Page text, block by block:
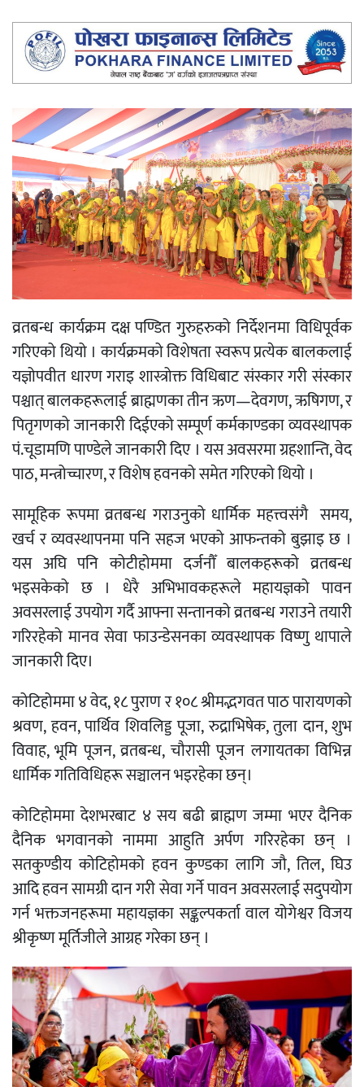
व्रतबन्ध कार्यक्रम दक्ष पण्डित गुरुहरुको निर्देशनमा विधिपूर्वक
गरिएको थियो । कार्यक्रमको विशेषता स्वरूप प्रत्येक बालकलाई
यज्ञोपवीत धारण गराइ शास्त्रोक्त विधिबाट संस्कार गरी संस्कार
पश्चात् बालकहरूलाई ब्राह्मणका तीन ऋण—देवगण, ऋषिगण, र
पितृगणको जानकारी दिईएको सम्पूर्ण कर्मकाण्डका व्यवस्थापक
पं.चूडामणि पाण्डेले जानकारी दिए । यस अवसरमा ग्रहशान्ति, वेद
पाठ, मन्त्रोच्चारण, र विशेष हवनको समेत गरिएको थियो ।
सामूहिक रूपमा व्रतबन्ध गराउनुको धार्मिक महत्त्वसंगै समय,
खर्च र व्यवस्थापनमा पनि सहज भएको आफन्तको बुझाइ छ ।
यस अघि पनि कोटीहोममा दर्जनौँ बालकहरूको व्रतबन्ध
भइसकेको छ । धेरै अभिभावकहरूले महायज्ञको पावन
अवसरलाई उपयोग गर्दै आफ्ना सन्तानको व्रतबन्ध गराउने तयारी
गरिरहेको मानव सेवा फाउन्डेसनका व्यवस्थापक विष्णु थापाले
जानकारी दिए।
कोटिहोममा ४ वेद, १८ पुराण र १०८ श्रीमद्भगवत पाठ पारायणको
श्रवण, हवन, पार्थिव शिवलिड्ड पूजा, रुद्राभिषेक, तुला दान, शुभ
विवाह, भूमि पूजन, व्रतबन्ध, चौरासी पूजन लगायतका विभिन्न
धार्मिक गतिविधिहरू सञ्चालन भइरहेका छन्।
कोटिहोममा देशभरबाट ४ सय बढी ब्राह्मण जम्मा भएर दैनिक
दैनिक भगवानको नाममा आहुति अर्पण गरिरहेका छन् ।
सतकुण्डीय कोटिहोमको हवन कुण्डका लागि जौ, तिल, घिउ
आदि हवन सामग्री दान गरी सेवा गर्ने पावन अवसरलाई सदुपयोग
गर्न भक्तजनहरूमा महायज्ञका सङ्कल्पकर्ता वाल योगेश्वर विजय
श्रीकृष्ण मूर्तिजीले आग्रह गरेका छन् ।